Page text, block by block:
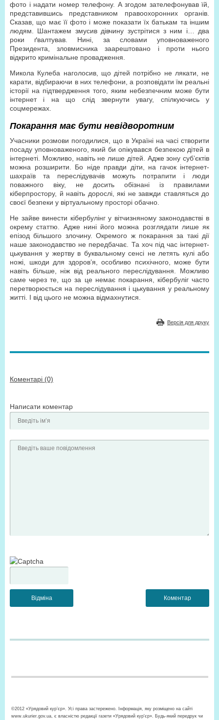
фото і надати номер телефону. А згодом зателефонував їй,
представившись представником правоохоронних органів.
Сказав, що має її фото і може показати їх батькам та іншим
людям. Шантажем змусив дівчину зустрітися з ним і… два
роки ґвалтував. Нині, за словами уповноваженого
Президента, зловмисника заарештовано і проти нього
відкрито кримінальне провадження.
Микола Кулеба наголосив, що дітей потрібно не лякати, не
карати, відбираючи в них телефони, а розповідати їм реальні
історії на підтвердження того, яким небезпечним може бути
інтернет і на що слід звернути увагу, спілкуючись у
соцмережах.
Покарання має бути невідворотним
Учасники розмови погодилися, що в Україні на часі створити
посаду уповноваженого, який би опікувався безпекою дітей в
інтернеті. Можливо, навіть не лише дітей. Адже зону суб’єктів
можна розширити. Бо ніде правди діти, на гачок інтернет-
шахраїв та переслідувачів можуть потрапити і люди
поважного віку, не досить обізнані із правилами
кіберпростору, й навіть дорослі, які не завжди ставляться до
своєї безпеки у віртуальному просторі обачно.
Не зайве винести кібербулінг у вітчизняному законодавстві в
окрему статтю. Адже нині його можна розглядати лише як
епізод більшого злочину. Окремого ж покарання за такі дії
наше законодавство не передбачає. Та хоч під час інтернет-
цькування у жертву в буквальному сенсі не летять кулі або
ножі, шкоди для здоров’я, особливо психічного, може бути
навіть більше, ніж від реального переслідування. Можливо
саме через те, що за це немає покарання, кібербуліг часто
перетворюється на переслідування і цькування у реальному
житті. І від цього не можна відмахнутися.
Версія для друку
Коментарі (0)
Написати коментар
©2012 «Урядовий кур’єр». Усі права застережено. Інформація, яку розміщено на сайті
www.ukurier.gov.ua, є власністю редакції газети «Урядовий кур'єр». Будь-який передрук чи